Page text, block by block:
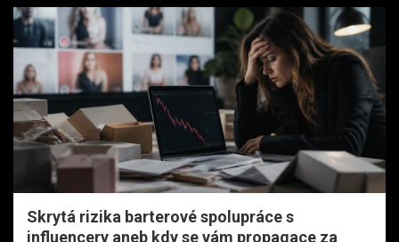
Skrytá rizika barterové spolupráce s
influencery aneb kdy se vám propagace za